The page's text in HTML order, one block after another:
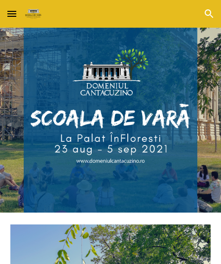
Skip to main content Skip to navigation